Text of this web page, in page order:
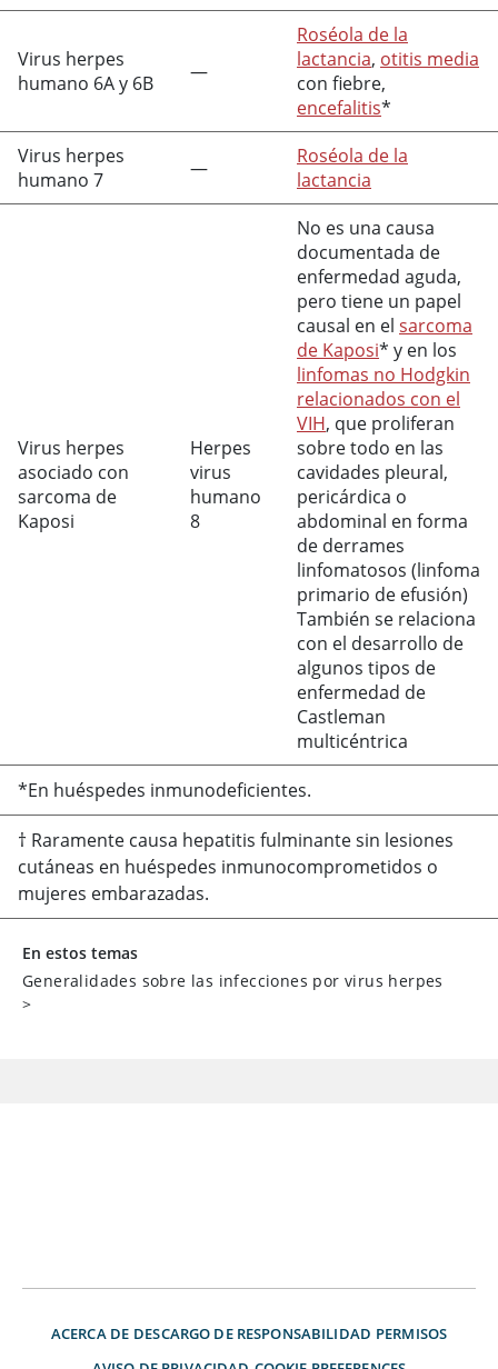
Virus herpes
humano 6A y 6B
—
Roséola de la
lactancia, otitis media
con fiebre,
encefalitis*
Virus herpes
humano 7
—
Roséola de la
lactancia
Virus herpes
asociado con
sarcoma de
Kaposi
Herpes
virus
humano
8
No es una causa
documentada de
enfermedad aguda,
pero tiene un papel
causal en el sarcoma
de Kaposi* y en los
linfomas no Hodgkin
relacionados con el
VIH, que proliferan
sobre todo en las
cavidades pleural,
pericárdica o
abdominal en forma
de derrames
linfomatosos (linfoma
primario de efusión)
También se relaciona
con el desarrollo de
algunos tipos de
enfermedad de
Castleman
multicéntrica
*En huéspedes inmunodeficientes.
† Raramente causa hepatitis fulminante sin lesiones
cutáneas en huéspedes inmunocomprometidos o
mujeres embarazadas.
En estos temas
Generalidades sobre las infecciones por virus herpes
>
ACERCA DE DESCARGO DE RESPONSABILIDAD PERMISOS